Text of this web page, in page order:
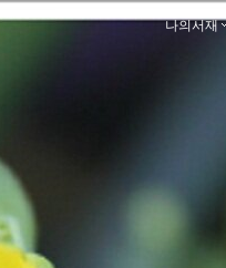
나의서재